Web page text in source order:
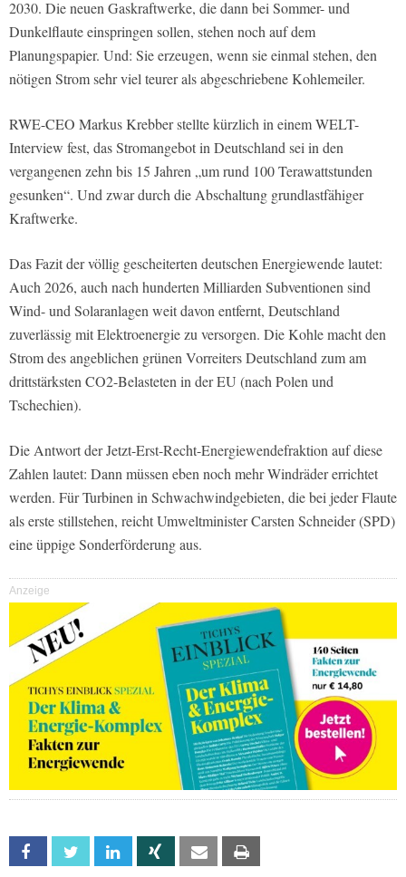
2030. Die neuen Gaskraftwerke, die dann bei Sommer- und
Dunkelflaute einspringen sollen, stehen noch auf dem
Planungspapier. Und: Sie erzeugen, wenn sie einmal stehen, den
nötigen Strom sehr viel teurer als abgeschriebene Kohlemeiler.
RWE-CEO Markus Krebber stellte kürzlich in einem WELT-
Interview fest, das Stromangebot in Deutschland sei in den
vergangenen zehn bis 15 Jahren „um rund 100 Terawattstunden
gesunken“. Und zwar durch die Abschaltung grundlastfähiger
Kraftwerke.
Das Fazit der völlig gescheiterten deutschen Energiewende lautet:
Auch 2026, auch nach hunderten Milliarden Subventionen sind
Wind- und Solaranlagen weit davon entfernt, Deutschland
zuverlässig mit Elektroenergie zu versorgen. Die Kohle macht den
Strom des angeblichen grünen Vorreiters Deutschland zum am
drittstärksten CO2-Belasteten in der EU (nach Polen und
Tschechien).
Die Antwort der Jetzt-Erst-Recht-Energiewendefraktion auf diese
Zahlen lautet: Dann müssen eben noch mehr Windräder errichtet
werden. Für Turbinen in Schwachwindgebieten, die bei jeder Flaute
als erste stillstehen, reicht Umweltminister Carsten Schneider (SPD)
eine üppige Sonderförderung aus.
Anzeige
Facebook Twitter Linkedin Xing Email